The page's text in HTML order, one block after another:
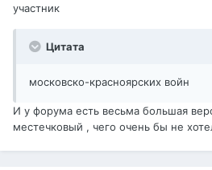
участник
Цитата
московско-красноярских войн
И у форума есть весьма большая
местечковый , чего очень бы не